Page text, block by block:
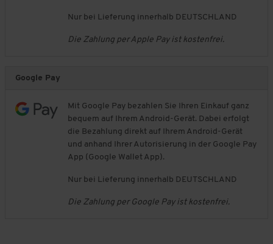
Nur bei Lieferung innerhalb DEUTSCHLAND
Die Zahlung per Apple Pay ist kostenfrei.
Google Pay
Mit Google Pay bezahlen Sie Ihren Einkauf ganz
bequem auf Ihrem Android-Gerät. Dabei erfolgt
die Bezahlung direkt auf Ihrem Android-Gerät
und anhand Ihrer Autorisierung in der Google Pay
App (Google Wallet App).
Nur bei Lieferung innerhalb DEUTSCHLAND
Die Zahlung per Google Pay ist kostenfrei.